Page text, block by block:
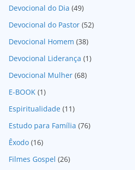
Devocional do Dia (49)
Devocional do Pastor (52)
Devocional Homem (38)
Devocional Liderança (1)
Devocional Mulher (68)
E-BOOK (1)
Espiritualidade (11)
Estudo para Família (76)
Êxodo (16)
Filmes Gospel (26)